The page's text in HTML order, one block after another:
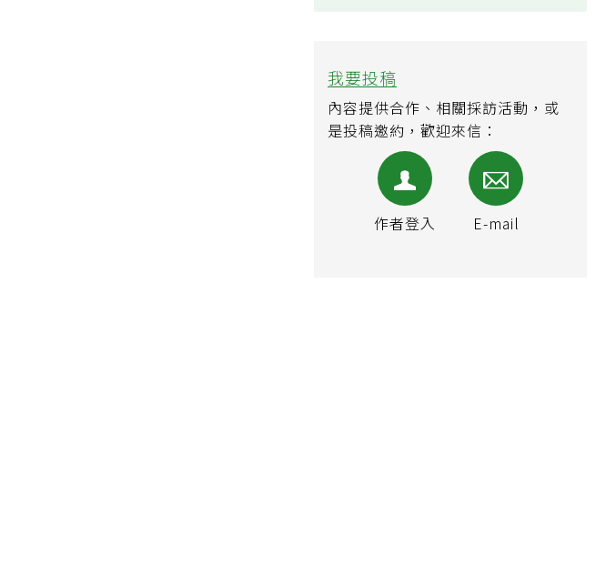
我要投稿
內容提供合作、相關採訪活動，或
是投稿邀約，歡迎來信：
作者登入 E-mail